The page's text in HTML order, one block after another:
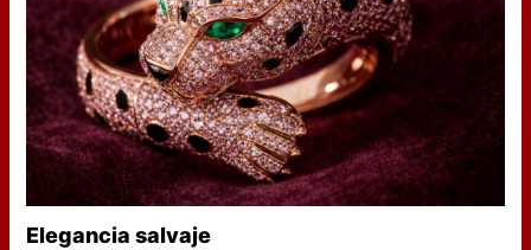
Elegancia salvaje